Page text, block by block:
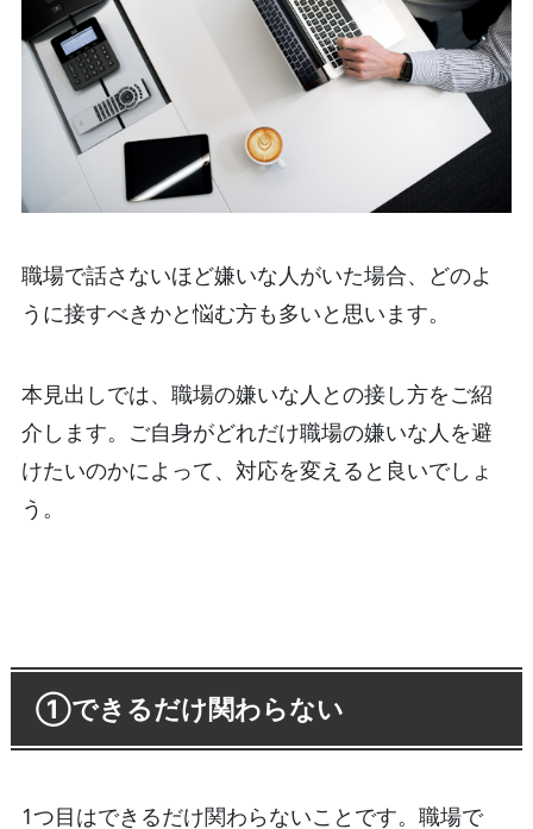
職場で話さないほど嫌いな人がいた場合、どのよ
うに接すべきかと悩む方も多いと思います。
本見出しでは、職場の嫌いな人との接し方をご紹
介します。ご自身がどれだけ職場の嫌いな人を避
けたいのかによって、対応を変えると良いでしょ
う。
①できるだけ関わらない
1つ目はできるだけ関わらないことです。職場で